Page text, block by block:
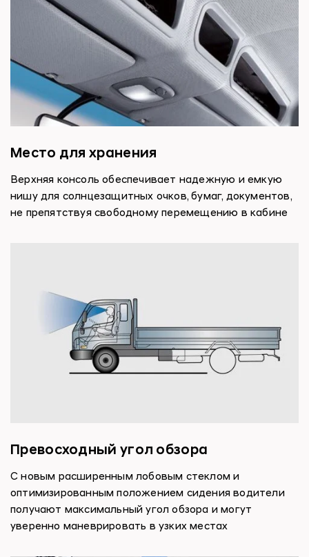
Место для хранения
Верхняя консоль обеспечивает надежную и емкую
нишу для солнцезащитных очков, бумаг, документов,
не препятствуя свободному перемещению в кабине
Превосходный угол обзора
С новым расширенным лобовым стеклом и
оптимизированным положением сидения водители
получают максимальный угол обзора и могут
уверенно маневрировать в узких местах